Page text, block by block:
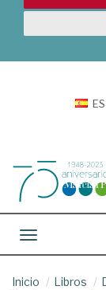
ES
Toggle
Inicio Libros